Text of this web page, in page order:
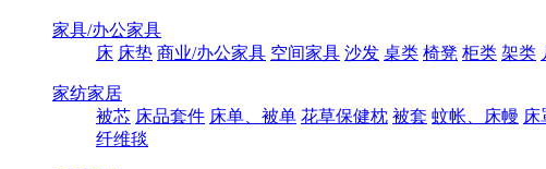
家具/办公家具
床 床垫 商业/办公家具 空间家具 沙发 桌类 椅凳 柜类 架类
家纺家居
被芯 床品套件 床单、被单 花草保健枕 被套 蚊帐、床幔 床
纤维毯